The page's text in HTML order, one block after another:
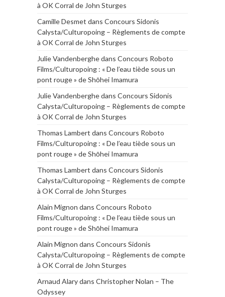
à OK Corral de John Sturges
Camille Desmet dans Concours Sidonis
Calysta/Culturopoing – Règlements de compte
à OK Corral de John Sturges
Julie Vandenberghedans Concours Roboto
Films/Culturopoing : « De l’eau tiède sous un
pont rouge » de Shōhei Imamura
Julie Vandenberghedans Concours Sidonis
Calysta/Culturopoing – Règlements de compte
à OK Corral de John Sturges
Thomas Lambert dans Concours Roboto
Films/Culturopoing : « De l’eau tiède sous un
pont rouge » de Shōhei Imamura
Thomas Lambert dans Concours Sidonis
Calysta/Culturopoing – Règlements de compte
à OK Corral de John Sturges
Alain Mignon dans Concours Roboto
Films/Culturopoing : « De l’eau tiède sous un
pont rouge » de Shōhei Imamura
Alain Mignon dans Concours Sidonis
Calysta/Culturopoing – Règlements de compte
à OK Corral de John Sturges
Arnaud Alarydans Christopher Nolan – The
Odyssey